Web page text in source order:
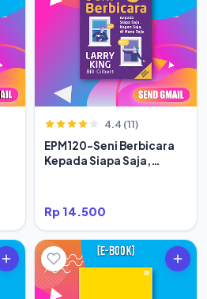
4.4 (11)
EPM120-Seni Berbicara
Kepada Siapa Saja,
Rp 14.500